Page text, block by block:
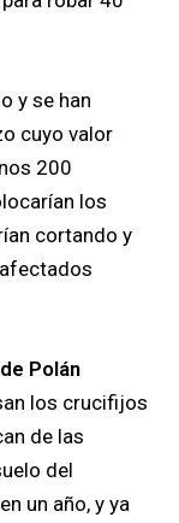
y se han
cuyo valor
200
los
cortando y
Polán
los crucifijos
de las
del
un año, y ya